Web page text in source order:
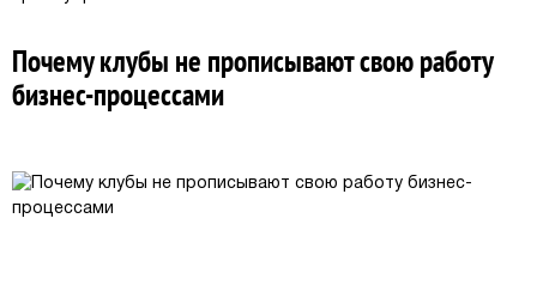
Почему клубы не прописывают свою работу
бизнес-процессами